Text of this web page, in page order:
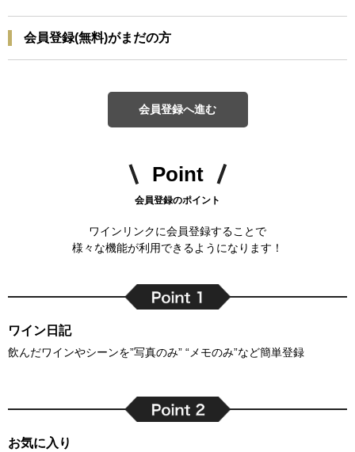
会員登録(無料)がまだの方
会員登録へ進む
Point
会員登録のポイント
ワインリンクに会員登録することで
様々な機能が利用できるようになります！
ワイン日記
飲んだワインやシーンを”写真のみ” “メモのみ”など簡単登録
お気に入り